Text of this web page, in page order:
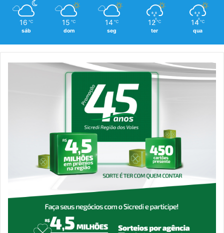
16 ℃
sáb
15 ℃
dom
14 ℃
seg
12 ℃
ter
14 ℃
qua